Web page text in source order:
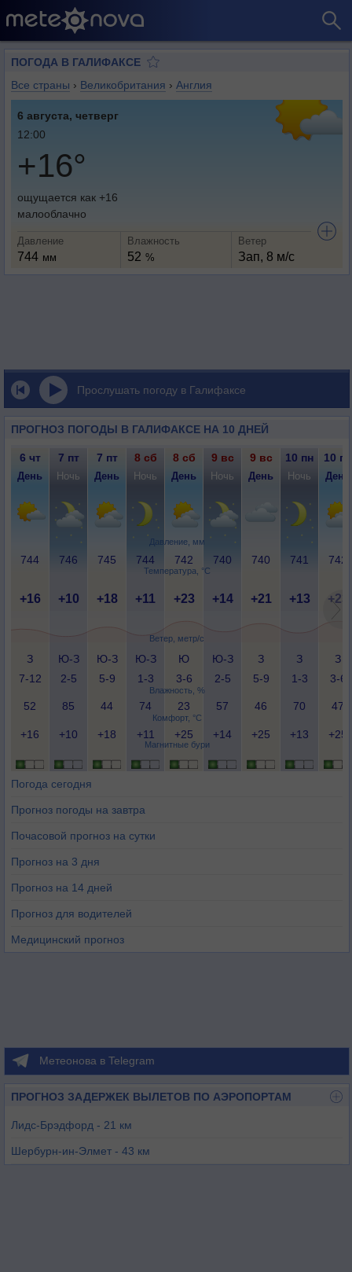
ПОГОДА В ГАЛИФАКСЕ
Все страны › Великобритания › Англия
6 августа, четверг
12:00
+16°
ощущается как +16
малооблачно
Давление
744 мм
Влажность
52 %
Ветер
Зап, 8 м/с
Прослушать погоду в Галифаксе
ПРОГНОЗ ПОГОДЫ В ГАЛИФАКСЕ НА 10 ДНЕЙ
Давление, мм
Температура, °C
Ветер, метр/с
Влажность, %
Комфорт, °C
Магнитные бури
6 чт 7 пт 7 пт 8 сб 8 сб 9 вс 9 вс 10 пн 10 пн
День Ночь День Ночь День Ночь День Ночь День
744 746 745 744 742 740 740 741 742
+16 +10 +18 +11 +23 +14 +21 +13 +23
З
7-12
Ю-З
2-5
Ю-З
5-9
Ю-З
1-3
Ю
3-6
Ю-З
2-5
З
5-9
З
1-3
З
3-6
52 85 44 74 23 57 46 70 47
+16 +10 +18 +11 +25 +14 +25 +13 +25
Погода сегодня
Прогноз погоды на завтра
Почасовой прогноз на сутки
Прогноз на 3 дня
Прогноз на 14 дней
Прогноз для водителей
Медицинский прогноз
Метеонова в Telegram
ПРОГНОЗ ЗАДЕРЖЕК ВЫЛЕТОВ ПО АЭРОПОРТАМ
Лидс-Брэдфорд - 21 км
Шербурн-ин-Элмет - 43 км